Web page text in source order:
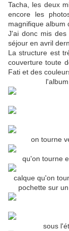
Tacha, les deux
encore les
magnifique album
J'ai donc mis
séjour en avril
La structure est
couverture toute
Fati et des
on tourne
qu'on tourne
calque qu'on
pochette sur
sous